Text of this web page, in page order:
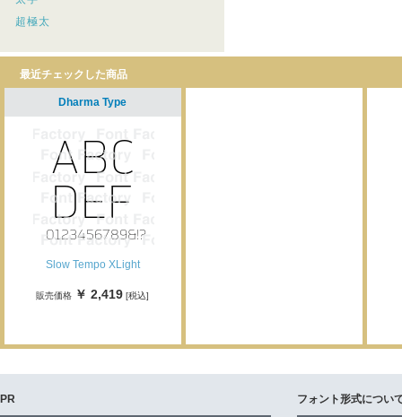
超極太
最近チェックした商品
Dharma Type
Slow Tempo XLight
販売価格 ￥ 2,419 [税込]
PR フォント形式につい